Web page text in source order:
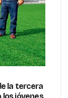
la tercera
jóvenes